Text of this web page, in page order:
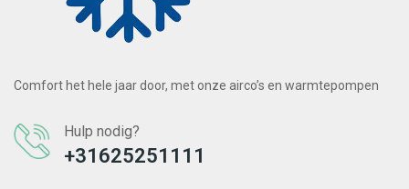
Comfort het hele jaar door, met onze airco’s en warmtepompen
Hulp nodig?
+31625251111